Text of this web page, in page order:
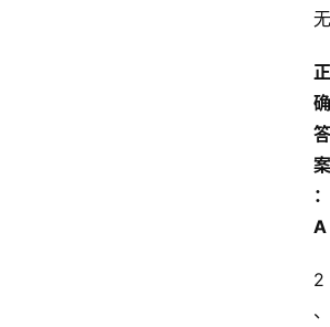
无
正
确
答
案
：
A
2
、